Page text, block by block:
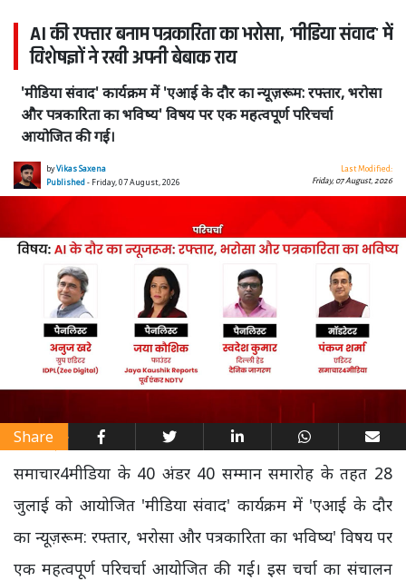
AI की रफ्तार बनाम पत्रकारिता का भरोसा, 'मीडिया संवाद' में
विशेषज्ञों ने रखी अपनी बेबाक राय
'मीडिया संवाद' कार्यक्रम में 'एआई के दौर का न्यूज़रूम: रफ्तार, भरोसा
और पत्रकारिता का भविष्य' विषय पर एक महत्वपूर्ण परिचर्चा
आयोजित की गई।
byVikas Saxena
Published- Friday, 07 August, 2026
Last Modified:
Friday, 07 August, 2026
Share
समाचार4मीडिया के 40 अंडर 40 सम्मान समारोह के तहत 28
जुलाई को आयोजित 'मीडिया संवाद' कार्यक्रम में 'एआई के दौर
का न्यूज़रूम: रफ्तार, भरोसा और पत्रकारिता का भविष्य' विषय पर
एक महत्वपूर्ण परिचर्चा आयोजित की गई। इस चर्चा का संचालन